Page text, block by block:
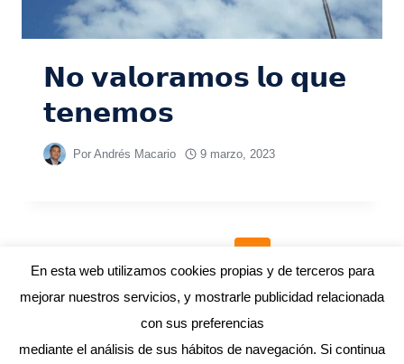
𝗡𝗼 𝘃𝗮𝗹𝗼𝗿𝗮𝗺𝗼𝘀 𝗹𝗼 𝗾𝘂𝗲
𝘁𝗲𝗻𝗲𝗺𝗼𝘀
Por Andrés Macario 9 marzo, 2023
© 2026 ANDRÉS MACARIO
En esta web utilizamos cookies propias y de terceros para
mejorar nuestros servicios, y mostrarle publicidad relacionada
con sus preferencias
mediante el análisis de sus hábitos de navegación. Si continua